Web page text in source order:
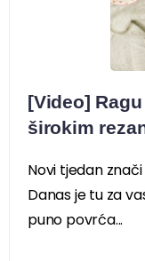
[Video]
širokim
Novi tjedan
Danas je tu za
puno povrća...